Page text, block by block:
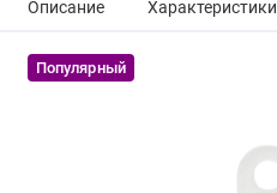
Описание Характеристики
Популярный